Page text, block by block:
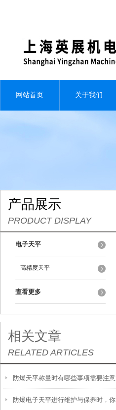
网站首页 关于我们
产品展示
PRODUCT DISPLAY
电子天平
高精度天平
查看更多
相关文章
RELATED ARTICLES
防爆天平称量时有哪些事项需要注意
呢？
防爆电子天平进行维护与保养时，你